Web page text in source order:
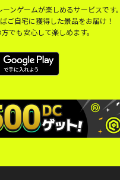
ンゲームが楽しめるサービスです
ご自宅に獲得した景品をお届け！
でも安心して楽しめます。